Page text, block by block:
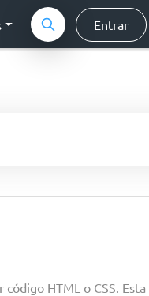
Entrar
HTML o CSS. Esta